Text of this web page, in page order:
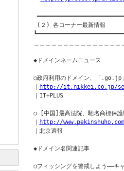
(２) 各コーナー最新情報
◆ドメインネームニュー
○政府利用のドメイン、「.go.jp
http://it.nikkei.co.jp/
｜IT+PLUS
○ [中国]最高法院、馳名商標保護
http://
｜北京週報
◆ドメイン名関連記事
○フィッシングを警戒しよう――キ